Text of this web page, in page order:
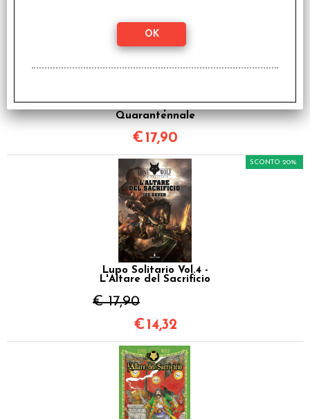
Edizione Speciale
Quarantennale
€17,90
Lupo Solitario Vol.4 -
L'Altare del Sacrificio
€ 17,90
SCONTO 20%
€ 14,32